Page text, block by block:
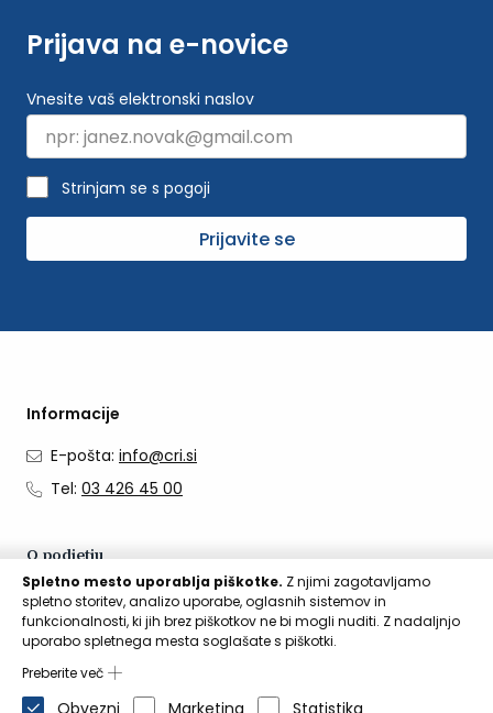
Prijava na e-novice
Vnesite vaš elektronski naslov
Strinjam se s pogoji
Prijavite se
Informacije
E-pošta: info@cri.si
Tel: 03 426 45 00
O podjetju
O nas
Kontakti
Aktualno
Spletno mesto uporablja piškotke. Z njimi zagotavljamo
spletno storitev, analizo uporabe, oglasnih sistemov in
funkcionalnosti, ki jih brez piškotkov ne bi mogli nuditi. Z nadaljnjo
uporabo spletnega mesta soglašate s piškotki.
Preberite več
Obvezni Marketing Statistika